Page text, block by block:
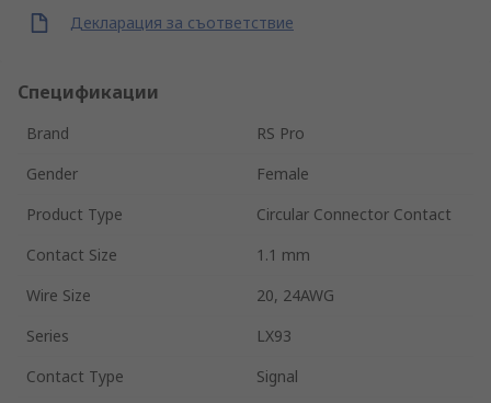
Декларация за съответствие
Спецификации
Brand
RS Pro
Gender
Female
Product Type
Circular Connector Contact
Contact Size
1.1 mm
Wire Size
20, 24AWG
Series
LX93
Contact Type
Signal